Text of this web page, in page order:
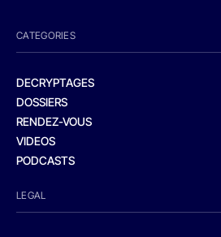
CATEGORIES
DECRYPTAGES
DOSSIERS
RENDEZ-VOUS
VIDEOS
PODCASTS
LEGAL